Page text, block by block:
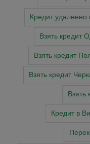
Кредит удаленно
Взять кредит
Взять кредит
Взять кредит
Взять
Кредит в